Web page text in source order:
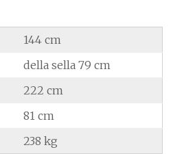
144 cm
della sella 79 cm
222 cm
81 cm
238 kg